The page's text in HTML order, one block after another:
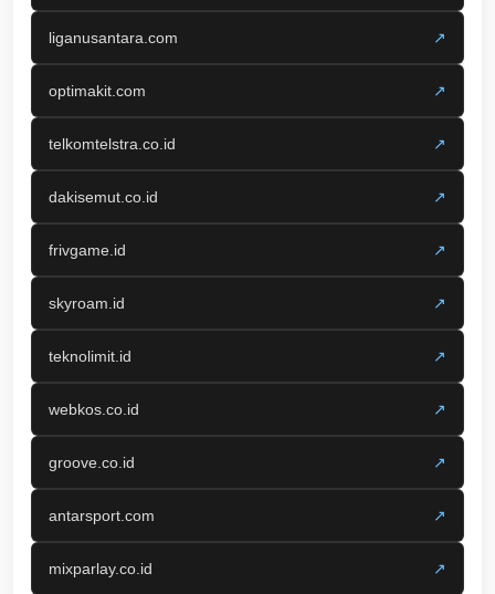
liganusantara.com ↗
optimakit.com ↗
telkomtelstra.co.id ↗
dakisemut.co.id ↗
frivgame.id ↗
skyroam.id ↗
teknolimit.id ↗
webkos.co.id ↗
groove.co.id ↗
antarsport.com ↗
mixparlay.co.id ↗